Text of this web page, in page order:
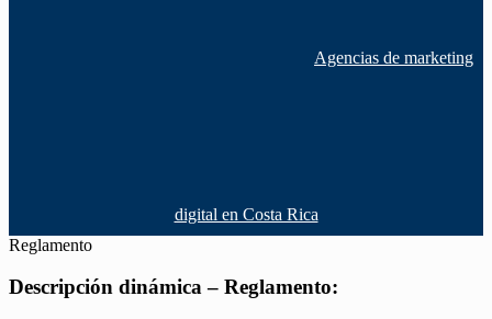
Agencias de marketing
digital en Costa Rica
Reglamento
Descripción dinámica – Reglamento: